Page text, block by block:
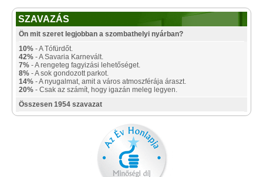
SZAVAZÁS
Ön mit szeret legjobban a szombathelyi nyárban?
10% - A Tófürdőt.
42% - A Savaria Karnevált.
7% - A rengeteg fagyizási lehetőséget.
8% - A sok gondozott parkot.
14% - A nyugalmat, amit a város atmoszférája áraszt.
20% - Csak az számít, hogy igazán meleg legyen.
Összesen 1954 szavazat